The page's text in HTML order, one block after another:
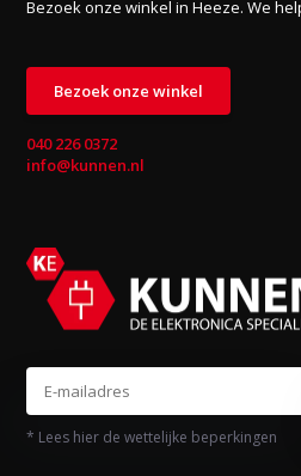
Bezoek onze winkel in Heeze. We
Bezoek onze winkel
040 226 0372
info@kunnen.nl
* Lees hier de wettelijke beperkingen